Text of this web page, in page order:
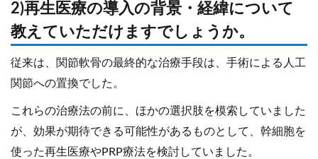
2)再生医療の導入の背景・経緯について
教えていただけますでしょうか。
従来は、関節軟骨の最終的な治療手段は、手術による人工
関節への置換でした。
これらの治療法の前に、ほかの選択肢を模索していました
が、効果が期待できる可能性があるものとして、幹細胞を
使った再生医療やPRP療法を検討していました。